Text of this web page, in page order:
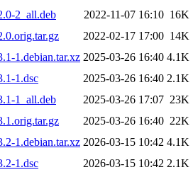
2_all.deb
2022-11-07 16:10 16K
2022-02-17 17:00 14K
1.debian.tar.xz 2025-03-26 16:40 4.1K
1.dsc
2025-03-26 16:40 2.1K
1_all.deb
2025-03-26 17:07 23K
2025-03-26 16:40 22K
1.debian.tar.xz 2026-03-15 10:42 4.1K
1.dsc
2026-03-15 10:42 2.1K